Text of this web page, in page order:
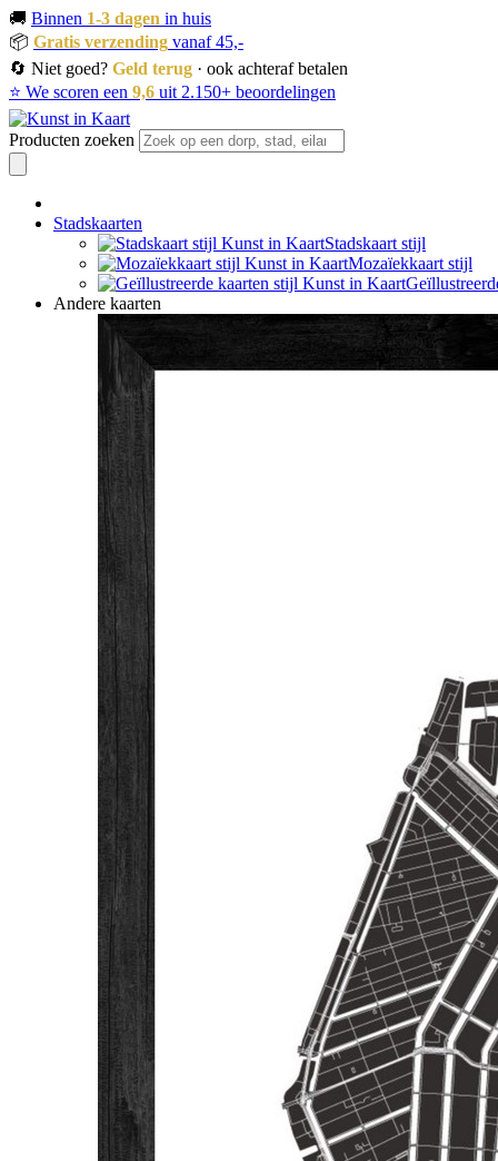
🚚 Binnen 1-3 dagen in huis
📦 Gratis verzending vanaf 45,-
🔄 Niet goed? Geld terug · ook achteraf betalen
⭐ We scoren een 9,6 uit 2.150+ beoordelingen
Producten zoeken
Stadskaarten
Stadskaart stijl
Mozaïekkaart stijl
Andere kaarten